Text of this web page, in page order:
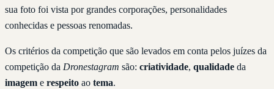
sua foto foi vista por grandes corporações, personalidades
conhecidas e pessoas renomadas.
Os critérios da competição que são levados em conta pelos juízes da
competição da Dronestagram são: criatividade, qualidade da
imagem e respeito ao tema.